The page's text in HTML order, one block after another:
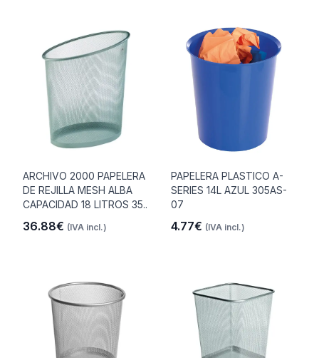
ARCHIVO 2000 PAPELERA
DE REJILLA MESH ALBA
CAPACIDAD 18 LITROS 35..
36.88€ (IVA incl.)
PAPELERA PLASTICO A-
SERIES 14L AZUL 305AS-
07
4.77€ (IVA incl.)